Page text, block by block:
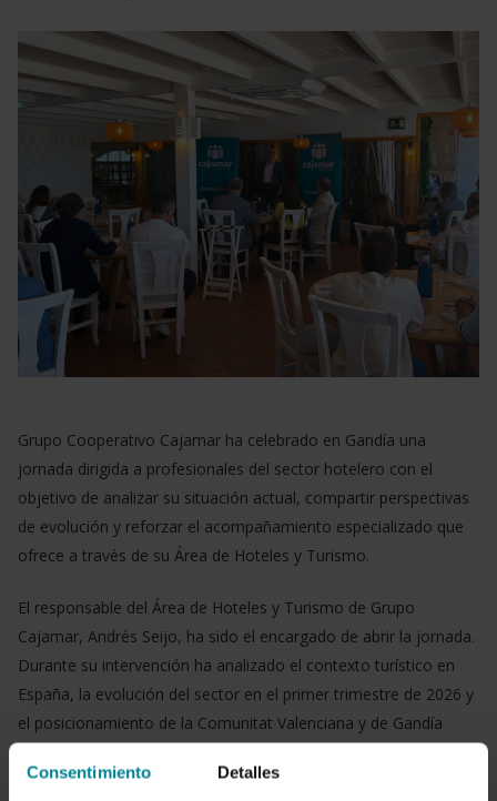
Consentimiento Detalles
Grupo Cooperativo Cajamar ha celebrado en Gandía una
jornada dirigida a profesionales del sector hotelero con el
objetivo de analizar su situación actual, compartir perspectivas
de evolución y reforzar el acompañamiento especializado que
ofrece a través de su Área de Hoteles y Turismo.
El responsable del Área de Hoteles y Turismo de Grupo
Cajamar, Andrés Seijo, ha sido el encargado de abrir la jornada.
Durante su intervención ha analizado el contexto turístico en
España, la evolución del sector en el primer trimestre de 2026 y
el posicionamiento de la Comunitat Valenciana y de Gandía
contexto internacional está influyendo en los flujos turísticos, lo